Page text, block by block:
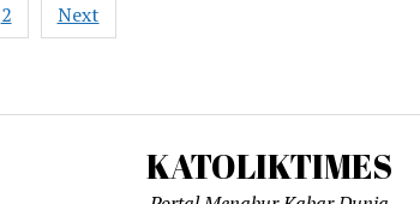
2 Next
KATOLIKTIMES